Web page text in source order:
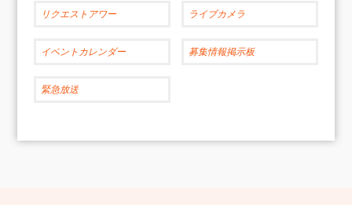
リクエストアワー ライブカメラ
イベントカレンダー 募集情報掲示板
緊急放送